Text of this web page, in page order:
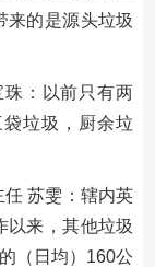
来的是源头垃圾
：以前只有两
垃圾，厨余垃
苏雯：辖内英
以来，其他垃圾
（日均）160公